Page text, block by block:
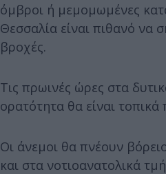
όμβροι ή μεμομωμένες
Θεσσαλία είναι πιθανό να
βροχές.
Τις πρωινές ώρες στα
ορατότητα θα είναι τοπικά
Οι άνεμοι θα πνέουν
και στα νοτιοανατολικά